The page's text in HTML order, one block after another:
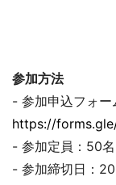
参加方法
- 参加申込フォー
https://
- 参加定員：50名
- 参加締切日：